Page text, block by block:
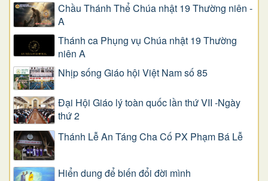
Chầu Thánh Thể Chúa nhật 19 Thường niên -
A
Thánh ca Phụng vụ Chúa nhật 19 Thường
niên A
Nhịp sống Giáo hội Việt Nam số 85
Đại Hội Giáo lý toàn quốc lần thứ VII -Ngày
thứ 2
Thánh Lễ An Táng Cha Cố PX Phạm Bá Lễ
Hiển dung để biến đổi đời mình